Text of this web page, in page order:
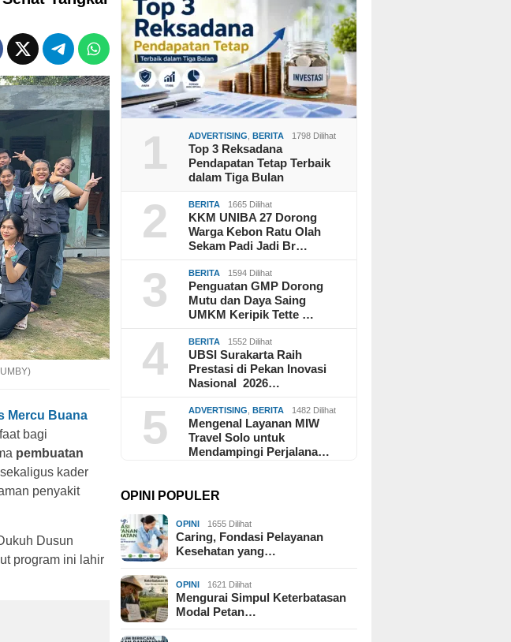
Mercu Buana
bagi
pembuatan
kader
penyakit
Dusun
program ini lahir
1 ADVERTISING ,BERITA 1798 Dilihat
Top 3 Reksadana
Pendapatan Tetap Terbaik
dalam Tiga Bulan
2 BERITA 1665 Dilihat
KKM UNIBA 27 Dorong
Warga Kebon Ratu Olah
Sekam Padi Jadi Br…
3 BERITA 1594 Dilihat
Penguatan GMP Dorong
Mutu dan Daya Saing
UMKM Keripik Tette …
4 BERITA 1552 Dilihat
UBSI Surakarta Raih
Prestasi di Pekan Inovasi
Nasional 2026…
5 ADVERTISING ,BERITA 1482 Dilihat
Mengenal Layanan MIW
Travel Solo untuk
Mendampingi Perjalana…
OPINI POPULER
OPINI 1655 Dilihat
Caring, Fondasi Pelayanan
Kesehatan yang…
OPINI 1621 Dilihat
Mengurai Simpul Keterbatasan
Modal Petan…